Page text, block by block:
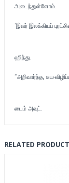
அடைந்துள்ளோம்.
‘இவர் இலக்கியப்
ஹிந்து.
“அறிவார்ந்த, சுய-
டைம் அவுட்.
RELATED